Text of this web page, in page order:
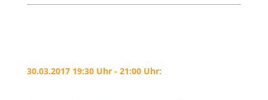
30.03.2017 19:30 Uhr - 21:00 Uhr: